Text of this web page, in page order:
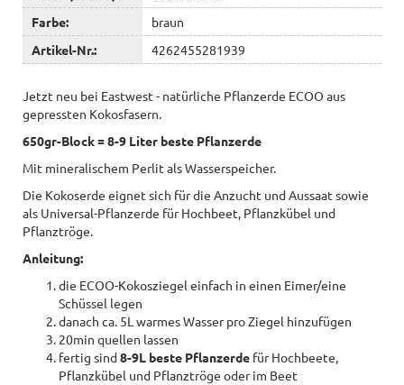
Farbe:
braun
Artikel-Nr.:
4262455281939
Jetzt neu bei Eastwest - natürliche Pflanzerde ECOO aus
gepressten Kokosfasern.
650gr-Block = 8-9 Liter beste Pflanzerde
Mit mineralischem Perlit als Wasserspeicher.
Die Kokoserde eignet sich für die Anzucht und Aussaat sowie
als Universal-Pflanzerde für Hochbeet, Pflanzkübel und
Pflanztröge.
Anleitung:
die ECOO-Kokosziegel einfach in einen Eimer/eine
Schüssel legen
danach ca. 5L warmes Wasser pro Ziegel hinzufügen
20min quellen lassen
fertig sind8-9L beste Pflanzerde für Hochbeete,
Pflanzkübel und Pflanztröge oder im Beet